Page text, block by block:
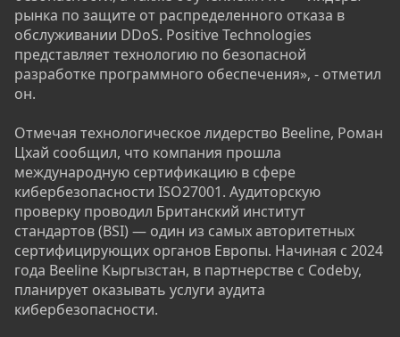
рынка по защите от распределенного отказа в
обслуживании DDoS. Positive Technologies
представляет технологию по безопасной
разработке программного обеспечения», - отметил
он.
Отмечая технологическое лидерство Beeline, Роман
Цхай сообщил, что компания прошла
международную сертификацию в сфере
кибербезопасности ISO27001. Аудиторскую
проверку проводил Британский институт
стандартов (BSI) — один из самых авторитетных
сертифицирующих органов Европы. Начиная с 2024
года Beeline Кыргызстан, в партнерстве с Codeby,
планирует оказывать услуги аудита
кибербезопасности.